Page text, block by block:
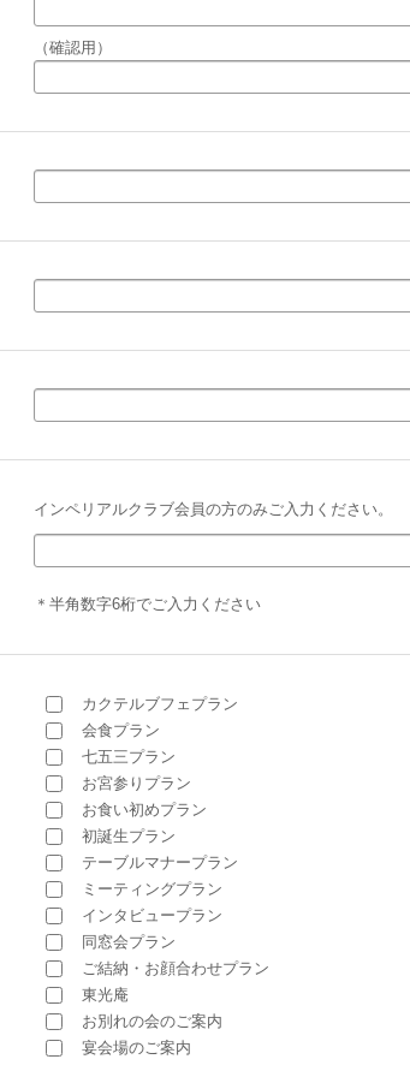
（確認用）
インペリアルクラブ会員の方のみご入力ください。
＊半角数字6桁でご入力ください
カクテルブフェプラン
会食プラン
七五三プラン
お宮参りプラン
お食い初めプラン
初誕生プラン
テーブルマナープラン
ミーティングプラン
インタビュープラン
同窓会プラン
ご結納・お顔合わせプラン
東光庵
お別れの会のご案内
宴会場のご案内